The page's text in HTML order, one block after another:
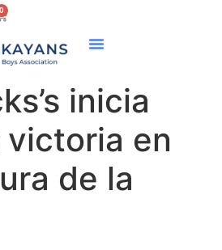
0
inicia
victoria en
de la